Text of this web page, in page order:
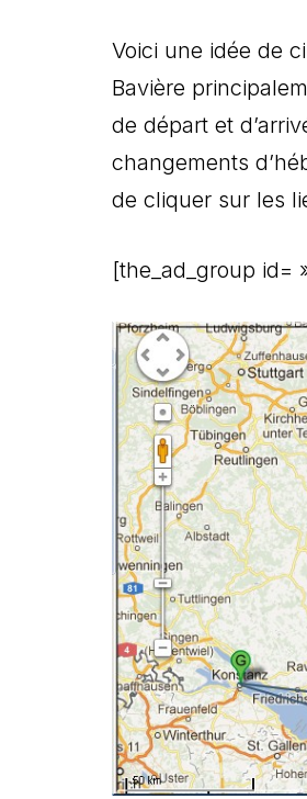
Voici une idée de
Bavière
de départ et
changements
de cliquer sur les
[the_ad_group id=